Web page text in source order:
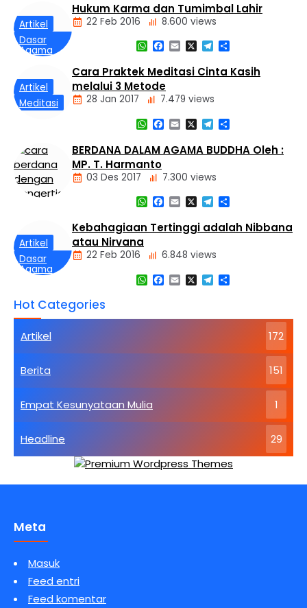
Dasar
Agama
Buddha
Tiga
Artikel
Dasar
Agama
Buddha
Hukum
Kamma
dan
Tumimbal-
Hukum Karma dan Tumimbal Lahir
22 Feb 2016 8.600 views
WhatsApp
Facebook
Email
X Telegram
Share
Artikel
Meditasi
Cara Praktek Meditasi Cinta Kasih
melalui 3 Metode
28 Jan 2017 7.479 views
WhatsApp
Facebook
Email
X Telegram
Share
BERDANA DALAM AGAMA BUDDHA Oleh :
MP. T. Harmanto
03 Des 2017 7.300 views
WhatsApp
Facebook
Email
X Telegram
Share
Artikel
Dasar
Agama
Buddha
Tertinggi
Kebahagiaan Tertinggi adalah Nibbana
atau Nirvana
22 Feb 2016 6.848 views
WhatsApp
Facebook
Email
X Telegram
Share
Hot Categories
Artikel 172
Berita 151
Empat Kesunyataan Mulia 1
Headline 29
Meta
Masuk
Feed entri
Feed komentar